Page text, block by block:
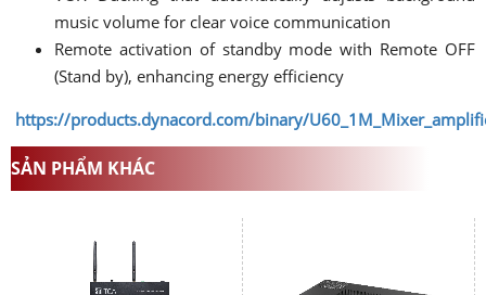
music volume for clear voice communication
Remote activation of standby mode with Remote OFF
(Stand by), enhancing energy efficiency
https://products.dynacord.com/binary/
SẢN PHẨM KHÁC